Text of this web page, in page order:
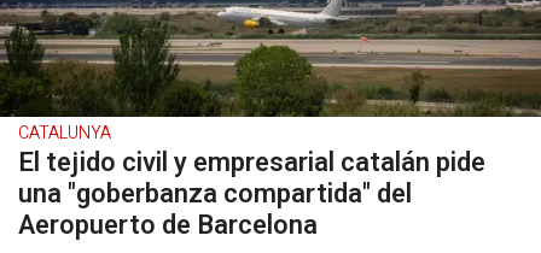
CATALUNYA
El tejido civil y empresarial catalán pide
una "goberbanza compartida" del
Aeropuerto de Barcelona